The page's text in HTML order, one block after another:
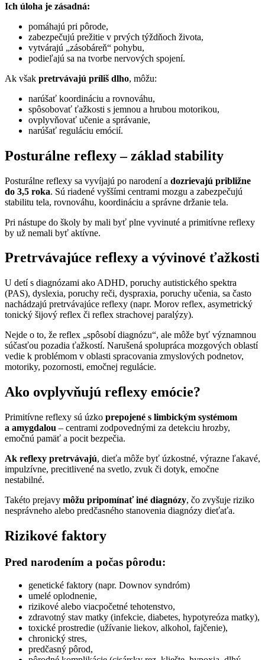
Ich úloha je zásadná:
pomáhajú pri pôrode,
zabezpečujú prežitie v prvých týždňoch života,
vytvárajú „zásobáreň“ pohybu,
podieľajú sa na tvorbe nervových spojení.
Ak však pretrvávajú príliš dlho, môžu:
narúšať koordináciu a rovnováhu,
spôsobovať ťažkosti s jemnou a hrubou motorikou,
ovplyvňovať učenie a správanie,
narúšať reguláciu emócií.
Posturálne reflexy – základ stability
Posturálne reflexy sa vyvíjajú po narodení a dozrievajú približne
do 3,5 roka. Sú riadené vyššími centrami mozgu a zabezpečujú
stabilitu tela, rovnováhu, koordináciu a správne držanie tela.
Pri nástupe do školy by mali byť plne vyvinuté a primitívne reflexy
by už nemali byť aktívne.
Pretrvávajúce reflexy a vývinové ťažkosti
U detí s diagnózami ako ADHD, poruchy autistického spektra
(PAS), dyslexia, poruchy reči, dyspraxia, poruchy učenia, sa často
nachádzajú pretrvávajúce reflexy (napr. Morov reflex, asymetrický
tonický šijový reflex či reflex strachovej paralýzy).
Nejde o to, že reflex „spôsobí diagnózu“, ale môže byť významnou
súčasťou pozadia ťažkostí. Narušená spolupráca mozgových oblastí
vedie k problémom v oblasti spracovania zmyslových podnetov,
motoriky, pozornosti, emočnej regulácie.
Ako ovplyvňujú reflexy emócie?
Primitívne reflexy sú úzko prepojené s limbickým systémom
a amygdalou – centrami zodpovednými za detekciu hrozby,
emočnú pamäť a pocit bezpečia.
Ak reflexy pretrvávajú, dieťa môže byť úzkostné, výrazne ľakavé,
impulzívne, precitlivené na svetlo, zvuk či dotyk, emočne
nestabilné.
Takéto prejavy môžu pripomínať iné diagnózy, čo zvyšuje riziko
nesprávneho alebo predčasného stanovenia diagnózy dieťaťa.
Rizikové faktory
Pred narodením a počas pôrodu:
genetické faktory (napr. Downov syndróm)
umelé oplodnenie,
rizikové alebo viacpočetné tehotenstvo,
zdravotný stav matky (infekcie, diabetes, hypotyreóza matky),
toxické prostredie (užívanie liekov, alkohol, fajčenie),
chronický stres,
predčasný pôrod,